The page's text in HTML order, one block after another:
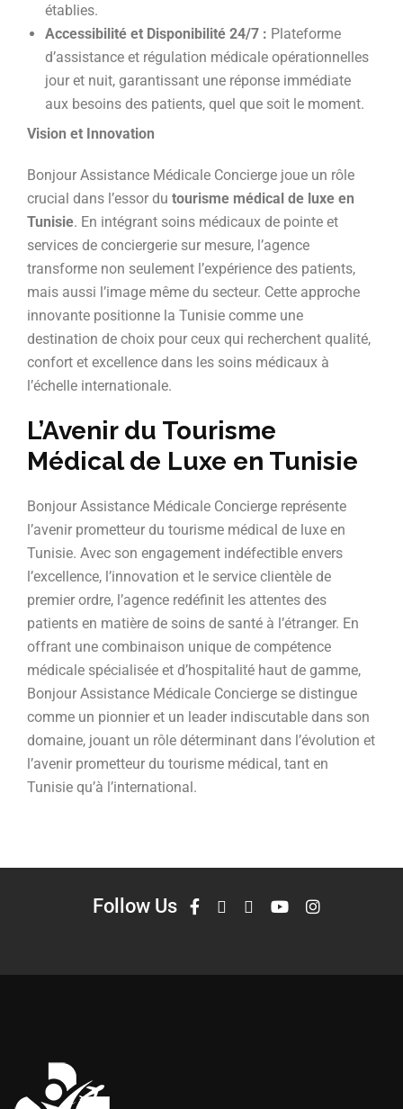
établies.
Accessibilité et Disponibilité 24/7 : Plateforme
d’assistance et régulation médicale opérationnelles
jour et nuit, garantissant une réponse immédiate
aux besoins des patients, quel que soit le moment.
Vision et Innovation
Bonjour Assistance Médicale Concierge joue un rôle
crucial dans l’essor du tourisme médical de luxe en
Tunisie. En intégrant soins médicaux de pointe et
services de conciergerie sur mesure, l’agence
transforme non seulement l’expérience des patients,
mais aussi l’image même du secteur. Cette approche
innovante positionne la Tunisie comme une
destination de choix pour ceux qui recherchent qualité,
confort et excellence dans les soins médicaux à
l’échelle internationale.
L’Avenir du Tourisme
Médical de Luxe en Tunisie
Bonjour Assistance Médicale Concierge représente
l’avenir prometteur du tourisme médical de luxe en
Tunisie. Avec son engagement indéfectible envers
l’excellence, l’innovation et le service clientèle de
premier ordre, l’agence redéfinit les attentes des
patients en matière de soins de santé à l’étranger. En
offrant une combinaison unique de compétence
médicale spécialisée et d’hospitalité haut de gamme,
Bonjour Assistance Médicale Concierge se distingue
comme un pionnier et un leader indiscutable dans son
domaine, jouant un rôle déterminant dans l’évolution et
l’avenir prometteur du tourisme médical, tant en
Tunisie qu’à l’international.
Follow Us